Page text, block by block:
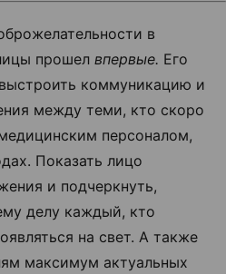
в
прошел впервые. Его
коммуникацию и
между теми, кто скоро
персоналом,
Показать лицо
и подчеркнуть,
делу каждый, кто
на свет. А также
максимум актуальных